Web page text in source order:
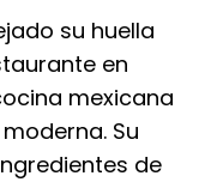
su huella
en
mexicana
Su
de